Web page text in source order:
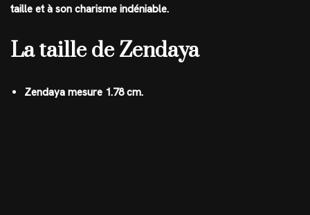
taille et à son charisme indéniable.
La taille de Zendaya
Zendaya mesure 1.78 cm.